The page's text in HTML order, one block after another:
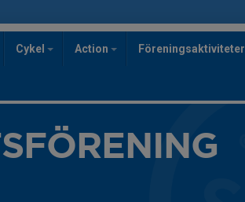
Cykel Action Föreningsaktiviteter